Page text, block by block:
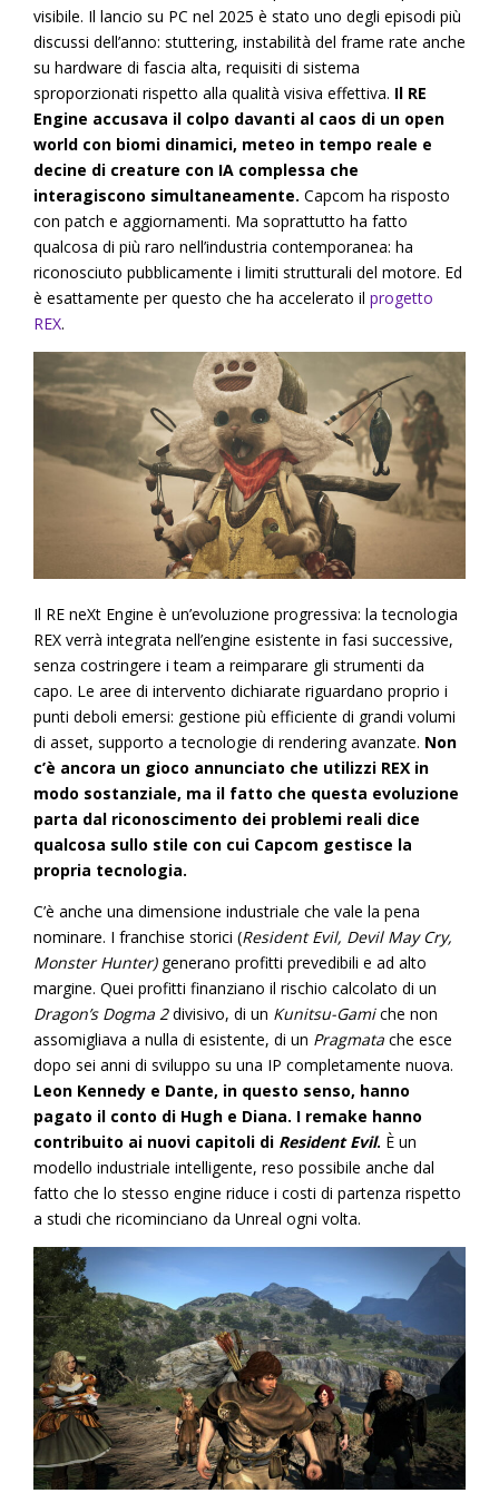
visibile. Il lancio su PC nel 2025 è stato uno degli episodi più
discussi dell’anno: stuttering, instabilità del frame rate anche
su hardware di fascia alta, requisiti di sistema
sproporzionati rispetto alla qualità visiva effettiva. Il RE
Engine accusava il colpo davanti al caos di un open
world con biomi dinamici, meteo in tempo reale e
decine di creature con IA complessa che
interagiscono simultaneamente. Capcom ha risposto
con patch e aggiornamenti. Ma soprattutto ha fatto
qualcosa di più raro nell’industria contemporanea: ha
riconosciuto pubblicamente i limiti strutturali del motore. Ed
è esattamente per questo che ha accelerato il progetto
REX.
Il RE neXt Engine è un’evoluzione progressiva: la tecnologia
REX verrà integrata nell’engine esistente in fasi successive,
senza costringere i team a reimparare gli strumenti da
capo. Le aree di intervento dichiarate riguardano proprio i
punti deboli emersi: gestione più efficiente di grandi volumi
di asset, supporto a tecnologie di rendering avanzate. Non
c’è ancora un gioco annunciato che utilizzi REX in
modo sostanziale, ma il fatto che questa evoluzione
parta dal riconoscimento dei problemi reali dice
qualcosa sullo stile con cui Capcom gestisce la
propria tecnologia.
C’è anche una dimensione industriale che vale la pena
nominare. I franchise storici (Resident Evil, Devil May Cry,
Monster Hunter)generano profitti prevedibili e ad alto
margine. Quei profitti finanziano il rischio calcolato di un
Dragon’s Dogma 2divisivo, di un Kunitsu-Gamiche non
assomigliava a nulla di esistente, di un Pragmata che esce
dopo sei anni di sviluppo su una IP completamente nuova.
Leon Kennedy e Dante, in questo senso, hanno
pagato il conto di Hugh e Diana. I remake hanno
contribuito ai nuovi capitoli di Resident Evil. È un
modello industriale intelligente, reso possibile anche dal
fatto che lo stesso engine riduce i costi di partenza rispetto
a studi che ricominciano da Unreal ogni volta.